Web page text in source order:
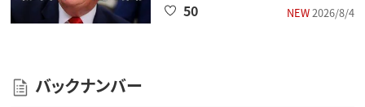
NEW2026/8/4
50
バックナンバー